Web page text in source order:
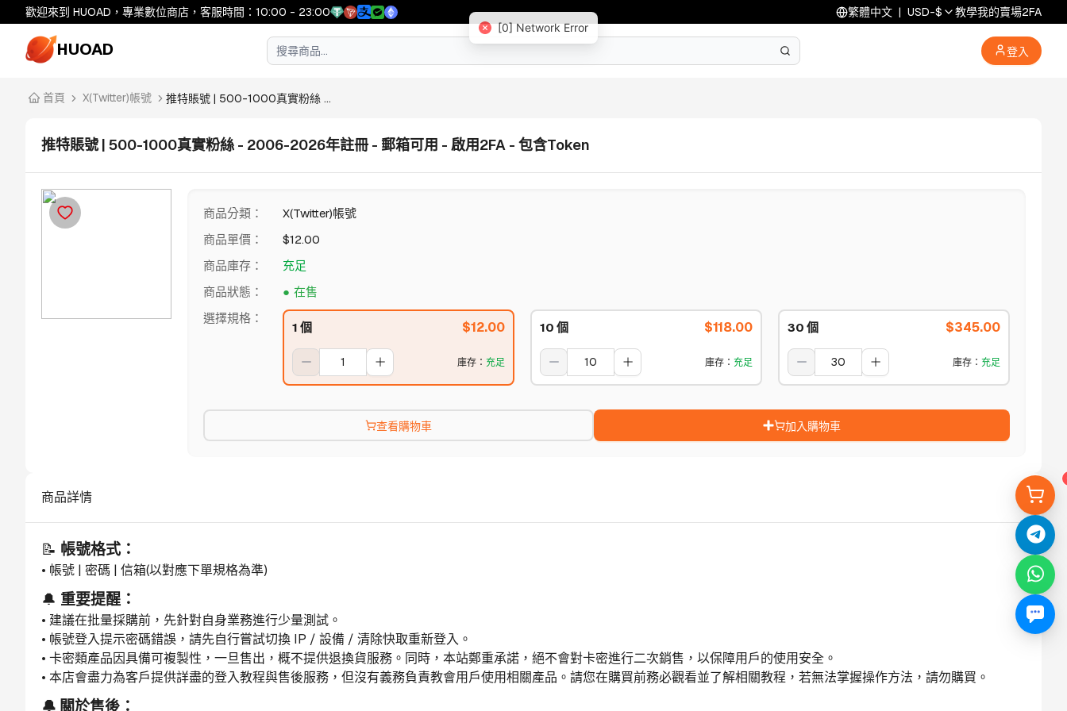
歡迎來到 HUOAD，專業數位商店，客服時間：10:00 - 23:00 繁體中文 | USD-$ 教學我的賣場2FA
HUOAD 登入
首頁 X(Twitter)帳號 推特賬號 | 500-1000真實粉絲 ...
推特賬號 | 500-1000真實粉絲 - 2006-2026年註冊 - 郵箱可用 - 啟用2FA - 包含Token
商品分類 ：
X(Twitter)帳號
商品單價 ： $12.00
商品庫存 ：
充足
商品狀態 ：
在售
選擇規格 ：
1 個 $12.00
庫存 ： 充足
10 個 $118.00
庫存 ： 充足
30 個 $345.00
庫存 ： 充足
查看購物車 加入購物車
商品詳情
📝 帳號格式：
• 帳號 | 密碼 | 信箱(以對應下單規格為準)
🔔 重要提醒：
• 建議在批量採購前，先針對自身業務進行少量測試。
• 帳號登入提示密碼錯誤，請先自行嘗試切換 IP / 設備 / 清除快取重新登入。
• 卡密類產品因具備可複製性，一旦售出，概不提供退換貨服務。同時，本站鄭重承諾，絕不會對卡密進行二次銷售，以保障用戶的使用安全。
• 本店會盡力為客戶提供詳盡的登入教程與售後服務，但沒有義務負責教會用戶使用相關產品。請您在購買前務必觀看並了解相關教程，若無法掌握操作方法，請勿購買。
🔔 關於售後：
[0] Network Error